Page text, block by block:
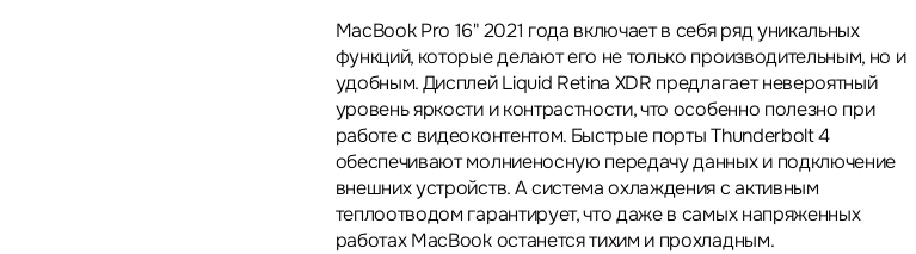
MacBook Pro 16" 2021 года включает в себя ряд уникальных
функций, которые делают его не только производительным, но и
удобным. Дисплей Liquid Retina XDR предлагает невероятный
уровень яркости и контрастности, что особенно полезно при
работе с видеоконтентом. Быстрые порты Thunderbolt 4
обеспечивают молниеносную передачу данных и подключение
внешних устройств. А система охлаждения с активным
теплоотводом гарантирует, что даже в самых напряженных
работах MacBook останется тихим и прохладным.